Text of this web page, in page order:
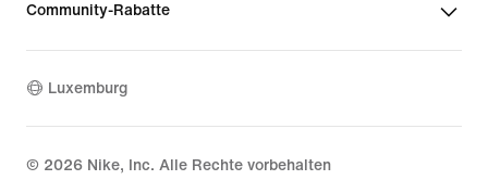
Community-Rabatte
Luxemburg
© 2026 Nike, Inc. Alle Rechte vorbehalten